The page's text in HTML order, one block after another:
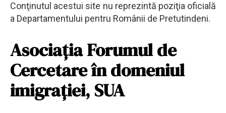
Conţinutul acestui site nu reprezintă poziţia oficială
a Departamentului pentru Românii de Pretutindeni.
Asociația Forumul de
Cercetare în domeniul
imigrației, SUA